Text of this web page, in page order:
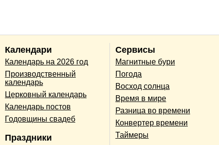
Календари
Календарь на 2026 год
Производственный
календарь
Церковный календарь
Календарь постов
Годовщины свадеб
Праздники
Сервисы
Магнитные бури
Погода
Восход солнца
Время в мире
Разница во времени
Конвертер времени
Таймеры